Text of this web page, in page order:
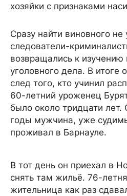
хозяйки с признаками
Сразу найти виновного не
следователи-
возвращались к изучению
уголовного дела. В
след того, кто учинил
60-летний уроженец
было около тридцати
годы мужчина, уже
проживал в Барнауле.
В тот день он приехал в
снять там жильё. 76-
жительница как раз